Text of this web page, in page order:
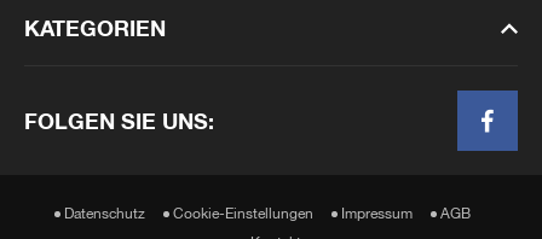
KATEGORIEN
FOLGEN SIE UNS:
Datenschutz Cookie-Einstellungen Impressum
AGB